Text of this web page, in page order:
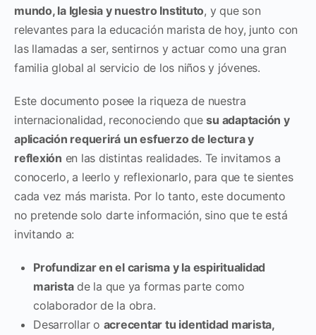
mundo, la Iglesia y nuestro Instituto, y que son
relevantes para la educación marista de hoy, junto con
las llamadas a ser, sentirnos y actuar como una gran
familia global al servicio de los niños y jóvenes.
Este documento posee la riqueza de nuestra
internacionalidad, reconociendo quesu adaptación y
aplicación requerirá un esfuerzo de lectura y
reflexión en las distintas realidades. Te invitamos a
conocerlo, a leerlo y reflexionarlo, para que te sientes
cada vez más marista. Por lo tanto, este documento
no pretende solo darte información, sino que te está
invitando a:
Profundizar en el carisma y la espiritualidad
maristade la que ya formas parte como
colaborador de la obra.
Desarrollar o acrecentar tu identidad marista,